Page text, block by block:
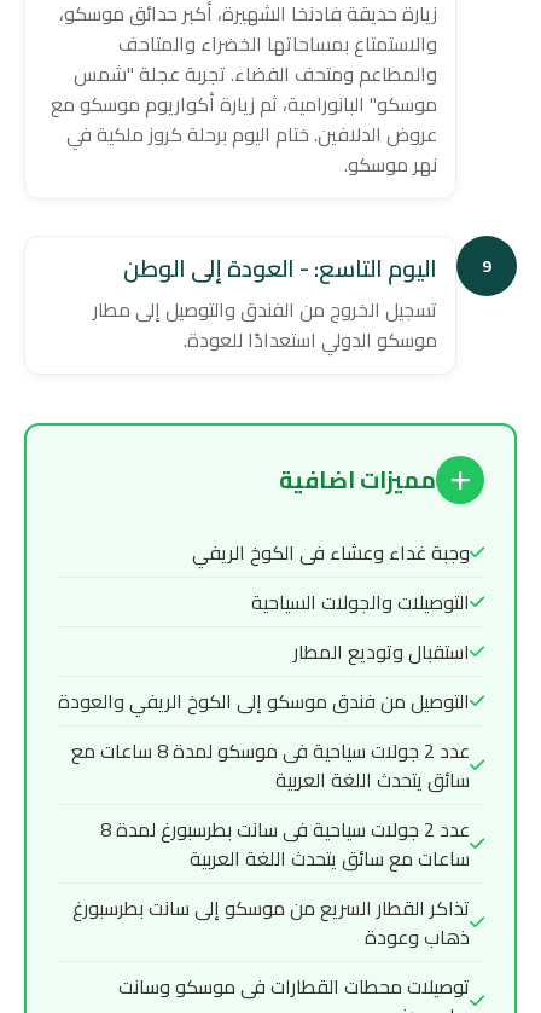
زيارة حديقة فادنخا الشهيرة، أكبر حدائق موسكو،
والاستمتاع بمساحاتها الخضراء والمتاحف
والمطاعم ومتحف الفضاء. تجربة عجلة "شمس
موسكو" البانورامية، ثم زيارة أكواريوم موسكو مع
عروض الدلافين. ختام اليوم برحلة كروز ملكية في
نهر موسكو.
9 اليوم التاسع: - العودة إلى الوطن
تسجيل الخروج من الفندق والتوصيل إلى مطار
موسكو الدولي استعدادًا للعودة.
مميزات اضافية
وجبة غداء وعشاء فى الكوخ الريفي
التوصيلات والجولات السياحية
استقبال وتوديع المطار
التوصيل من فندق موسكو إلى الكوخ الريفي والعودة
عدد 2 جولات سياحية فى موسكو لمدة 8 ساعات مع
سائق يتحدث اللغة العربية
عدد 2 جولات سياحية فى سانت بطرسبورغ لمدة 8
ساعات مع سائق يتحدث اللغة العربية
تذاكر القطار السريع من موسكو إلى سانت بطرسبورغ
ذهاب وعودة
توصيلات محطات القطارات فى موسكو وسانت